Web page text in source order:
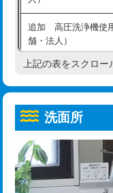
コンクリート斫り（
モルタル補修（厚さ
モルタル補修（厚さ
洗面台設置
追加人工
廃棄・処分
※給水管工事は
給水管工事※（ホー
給水管工事※（バン
給水管工事※（支持
給水管工事※（保温
め込み）)
給水管工事※（土の
業)
給水管工事※（塩ビ
用/3ｍまで)
追加 高圧洗浄機使
舗・法人）
高度高圧洗浄換
トーラー機使用/3mま
追加トーラー機使用/
カメラ調査
上記の表をスクロ
洗面所